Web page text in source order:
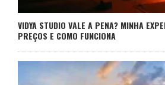
VIDYA STUDIO VALE A PENA? MINHA
PREÇOS E COMO FUNCIONA